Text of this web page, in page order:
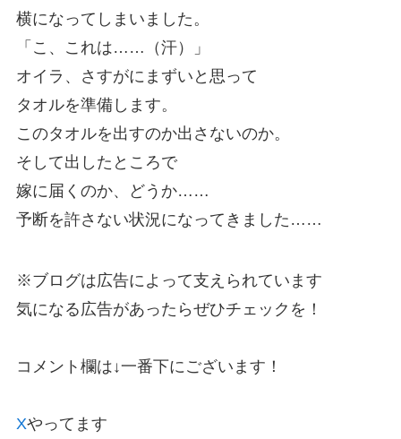
横になってしまいました。
「こ、これは……（汗）」
オイラ、さすがにまずいと思って
タオルを準備します。
このタオルを出すのか出さないのか。
そして出したところで
嫁に届くのか、どうか……
予断を許さない状況になってきました……
※ブログは広告によって支えられています
気になる広告があったらぜひチェックを！
コメント欄は↓一番下にございます！
Xやってます